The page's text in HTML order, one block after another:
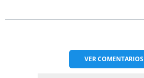
VERCOMENTARIOS